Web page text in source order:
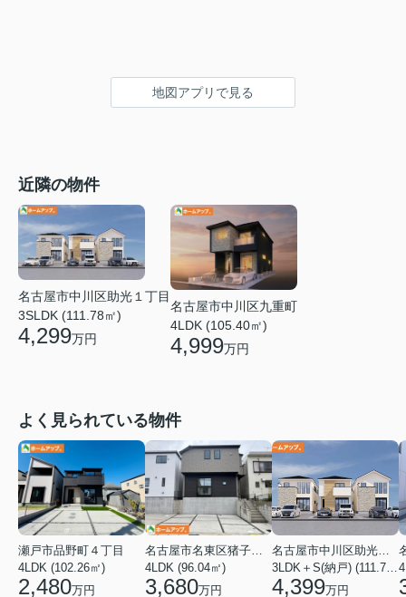
地図アプリで見る
近隣の物件
名古屋市中川区助光１丁目
3SLDK (111.78㎡)
4,299万円
名古屋市中川区九重町
4LDK (105.40㎡)
4,999万円
よく見られている物件
瀬戸市品野町４丁目
4LDK (102.26㎡)
2,480万円
名古屋市名東区猪子石１丁目
4LDK (96.04㎡)
3,680万円
名古屋市中川区助光１丁目
3LDK＋S(納戸) (111.78㎡)
4,399万円